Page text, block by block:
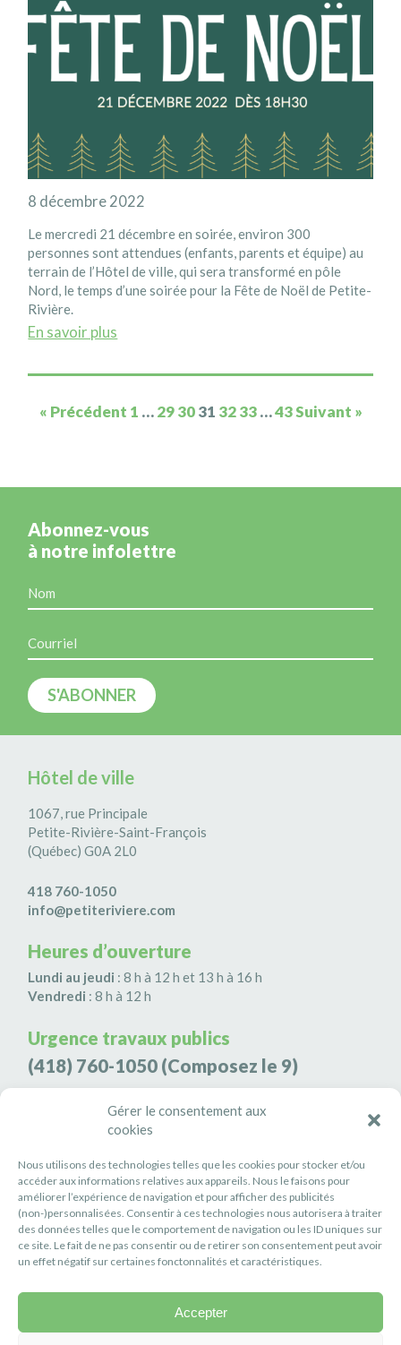
Gérer le consentement aux
cookies
Nous utilisons des technologies telles que les cookies pour stocker et/ou
accéder aux informations relatives aux appareils. Nous le faisons pour
améliorer l’expérience de navigation et pour afficher des publicités
(non-)personnalisées. Consentir à ces technologies nous autorisera à traiter
des données telles que le comportement de navigation ou les ID uniques sur
ce site. Le fait de ne pas consentir ou de retirer son consentement peut avoir
un effet négatif sur certaines fonctonnalités et caractéristiques.
Accepter
8 décembre 2022
Le mercredi 21 décembre en soirée, environ 300
personnes sont attendues (enfants, parents et équipe) au
terrain de l’Hôtel de ville, qui sera transformé en pôle
Nord, le temps d’une soirée pour la Fête de Noël de Petite-
Rivière.
En savoir plus
« Précédent 1 … 29 30 31 32 33 …43Suivant »
Abonnez-vous
à notre infolettre
Hôtel de ville
1067, rue Principale
Petite-Rivière-Saint-François
(Québec) G0A 2L0
418 760-1050
info@petiteriviere.com
Heures d’ouverture
Lundi au jeudi : 8 h à 12 h et 13 h à 16 h
Vendredi : 8 h à 12 h
Urgence travaux publics
(418) 760-1050 (Composez le 9)
Agence de sécurité S3K9
(418) 808-9566
#PETITERIVIÈRE
Suivez-nous
Politique de confidentialité
Réalisation :Axe Création